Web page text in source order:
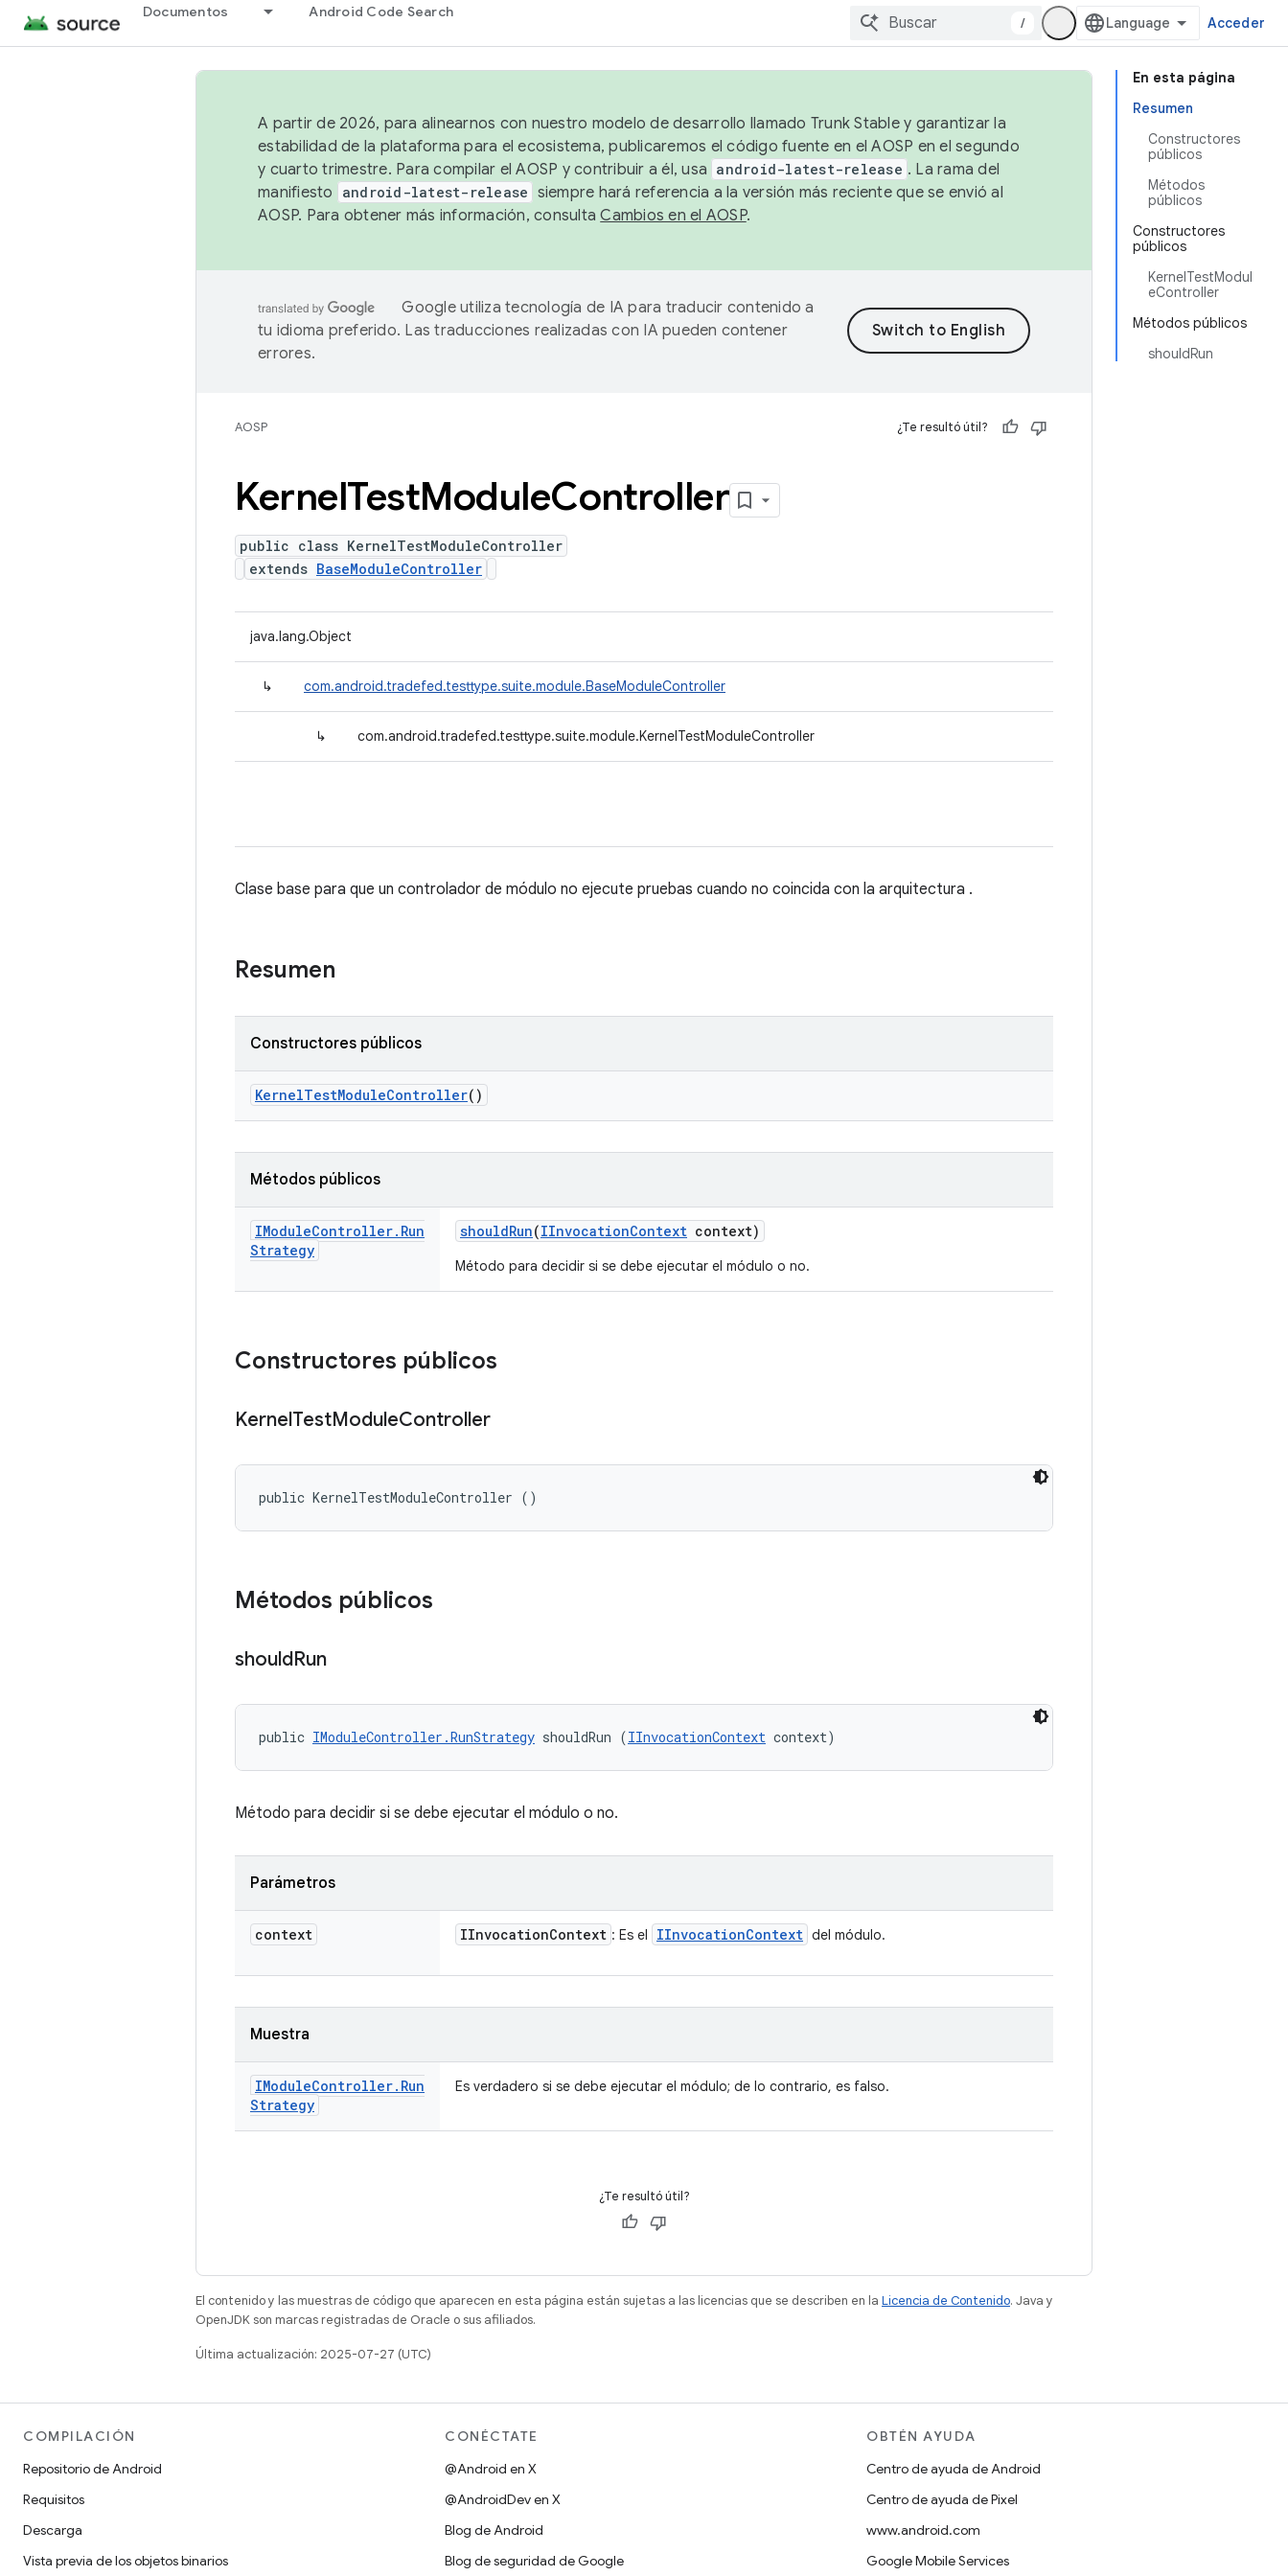
Documentos Android Code Search
/ Acceder
En esta página
Resumen
Constructores
públicos
Métodos
públicos
Constructores
públicos
KernelTestModul
eController
Métodos públicos
shouldRun
A partir de 2026, para alinearnos con nuestro modelo de desarrollo llamado Trunk Stable y garantizar la
estabilidad de la plataforma para el ecosistema, publicaremos el código fuente en el AOSP en el segundo
y cuarto trimestre. Para compilar el AOSP y contribuir a él, usa android-latest-release . La rama del
manifiesto
android-latest-release siempre hará referencia a la versión más reciente que se envió al
AOSP. Para obtener más información, consultaCambios en el AOSP.
Google utiliza tecnología de IA para traducir contenido a
tu idioma preferido. Las traducciones realizadas con IA pueden contener
errores.
AOSP ¿Te resultó útil?
KernelTestModuleController
public class KernelTestModuleController
extends BaseModuleController
java.lang.Object
↳ com.android.tradefed.testtype.suite.module.BaseModuleController
↳ com.android.tradefed.testtype.suite.module.KernelTestModuleController
Clase base para que un controlador de módulo no ejecute pruebas cuando no coincida con la arquitectura .
Resumen
Constructores públicos
KernelTestModuleController()
Métodos públicos
IModuleController. Run
Strategy
shouldRun(IInvocationContext context)
Método para decidir si se debe ejecutar el módulo o no.
Constructores públicos
KernelTestModuleController
public KernelTestModuleController ()
Métodos públicos
shouldRun
public IModuleController.RunStrategy shouldRun (IInvocationContext context)
Método para decidir si se debe ejecutar el módulo o no.
Parámetros
context IInvocationContext : Es el IInvocationContext del módulo.
Muestra
IModuleController. Run
Strategy
Es verdadero si se debe ejecutar el módulo; de lo contrario, es falso.
¿Te resultó útil?
El contenido y las muestras de código que aparecen en esta página están sujetas a las licencias que se describen en la Licencia de Contenido. Java y
OpenJDK son marcas registradas de Oracle o sus afiliados.
Última actualización: 2025-07-27 (UTC)
COMPILACIÓN
Repositorio de Android
Requisitos
Descarga
Vista previa de los objetos binarios
CONÉCTATE
@Android en X
@AndroidDev en X
Blog de Android
Blog de seguridad de Google
OBTÉN AYUDA
Centro de ayuda de Android
Centro de ayuda de Pixel
www.android.com
Google Mobile Services